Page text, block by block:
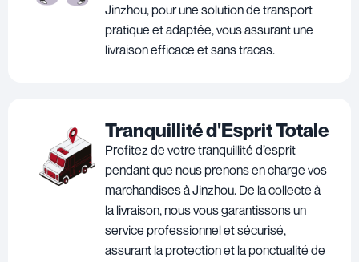
Jinzhou, pour une solution de transport
pratique et adaptée, vous assurant une
livraison efficace et sans tracas.
Tranquillité d'Esprit Totale
Profitez de votre tranquillité d’esprit
pendant que nous prenons en charge vos
marchandises à Jinzhou. De la collecte à
la livraison, nous vous garantissons un
service professionnel et sécurisé,
assurant la protection et la ponctualité de